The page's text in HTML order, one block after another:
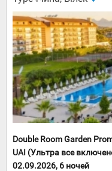
Double Room Garden Promo
UAI (Ультра все
02.09.2026, 6 ночей